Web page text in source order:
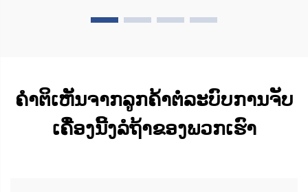
ຄຳຕິເຫັນຈາກລູກຄ້າຕໍ່ລະບົບການຈັບ
ເຄື່ອງນີ້ງລໍຖ້າຂອງພວກເຮົາ